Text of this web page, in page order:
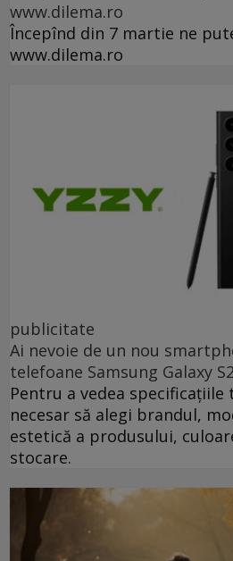
www.dilema.ro
Începînd din 7 martie ne
www.dilema.ro
publicitate
Ai nevoie de un nou
telefoane Samsung Galaxy
Pentru a vedea
necesar să alegi brandul,
estetică a produsului,
stocare.